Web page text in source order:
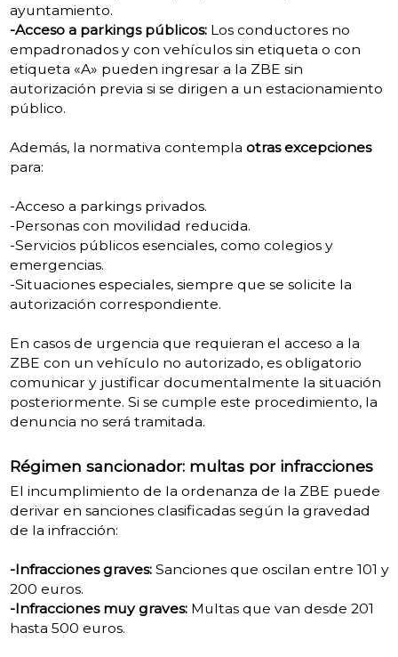
ayuntamiento.
-Acceso a parkings públicos: Los conductores no
empadronados y con vehículos sin etiqueta o con
etiqueta «A» pueden ingresar a la ZBE sin
autorización previa si se dirigen a un estacionamiento
público.
Además, la normativa contempla otras excepciones
para:
-Acceso a parkings privados.
-Personas con movilidad reducida​.
-Servicios públicos esenciales, como colegios y
emergencias.
-Situaciones especiales, siempre que se solicite la
autorización correspondiente.
En casos de urgencia que requieran el acceso a la
ZBE con un vehículo no autorizado, es obligatorio
comunicar y justificar documentalmente la situación
posteriormente. Si se cumple este procedimiento, la
denuncia no será tramitada.
Régimen sancionador: multas por infracciones
El incumplimiento de la ordenanza de la ZBE puede
derivar en sanciones clasificadas según la gravedad
de la infracción:
-Infracciones graves: Sanciones que oscilan entre 101 y
200 euros.
-Infracciones muy graves: Multas que van desde 201
hasta 500 euros.